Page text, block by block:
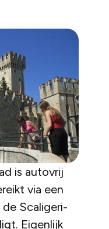
is autovrij
via een
Scaligeri-
Eigenlijk